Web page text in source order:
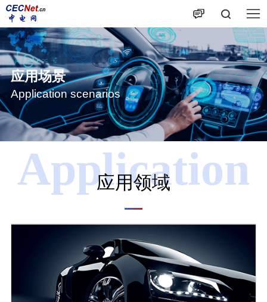
应用场景
Application scenarios
Application
应用领域